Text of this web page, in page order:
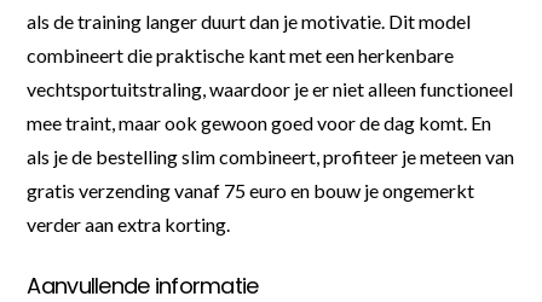
als de training langer duurt dan je motivatie. Dit model
combineert die praktische kant met een herkenbare
vechtsportuitstraling, waardoor je er niet alleen functioneel
mee traint, maar ook gewoon goed voor de dag komt. En
als je de bestelling slim combineert, profiteer je meteen van
gratis verzending vanaf 75 euro en bouw je ongemerkt
verder aan extra korting.
Aanvullende informatie